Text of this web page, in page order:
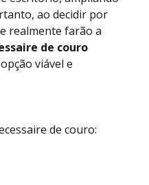
ao decidir por
realmente farão a
de couro
viável e
de couro: